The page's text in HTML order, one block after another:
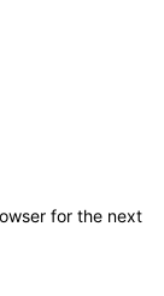
for the next